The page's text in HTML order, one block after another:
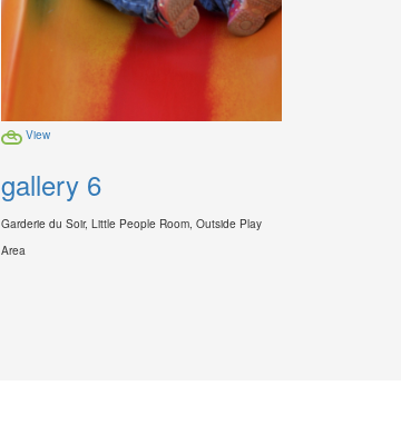
View
gallery 6
Garderie du Soir, Little People Room, Outside Play
Area